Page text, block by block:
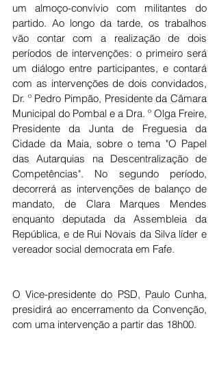
um almoço-convívio com militantes do
partido. Ao longo da tarde, os trabalhos
vão contar com a realização de dois
períodos de intervenções: o primeiro será
um diálogo entre participantes, e contará
com as intervenções de dois convidados,
Dr. º Pedro Pimpão, Presidente da Câmara
Municipal do Pombal e a Dra. º Olga Freire,
Presidente da Junta de Freguesia da
Cidade da Maia, sobre o tema "O Papel
das Autarquias na Descentralização de
Competências". No segundo período,
decorrerá as intervenções de balanço de
mandato, de Clara Marques Mendes
enquanto deputada da Assembleia da
República, e de Rui Novais da Silva líder e
vereador social democrata em Fafe.
O Vice-presidente do PSD, Paulo Cunha,
presidirá ao encerramento da Convenção,
com uma intervenção a partir das 18h00.